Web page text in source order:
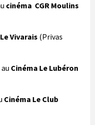
cinéma CGR Moulins
Le Vivarais (Privas
Cinéma Le Lubéron
Cinéma Le Club